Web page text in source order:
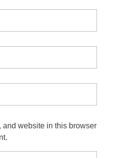
and website in this browser